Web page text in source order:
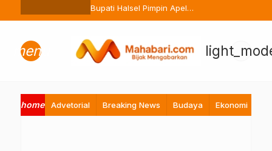
Ternate Buang Sembarangan
Bupati Halsel Pimpin Apel
Perdana Pasca Lebaran, Tekan
menu
home Advetorial Breaking News Budaya Ekonomi